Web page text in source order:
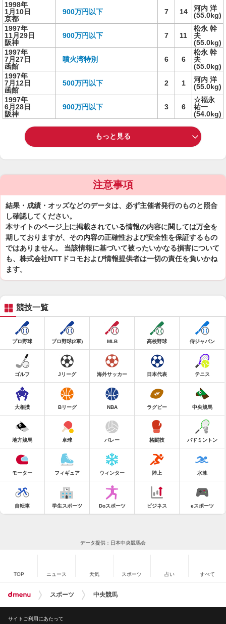
1998年
1月10日
京都
900万円以下 7 14
河内 洋
(55.0kg)
1997年
11月29日
阪神
900万円以下 7 11
松永 幹
夫
(55.0kg)
1997年
7月27日
函館
噴火湾特別 6 6
松永 幹
夫
(55.0kg)
1997年
7月12日
函館
500万円以下 2 1
河内 洋
(55.0kg)
1997年
6月28日
阪神
900万円以下 3 6
☆福永
祐一
(54.0kg)
もっと見る
注意事項
結果・成績・オッズなどのデータは、必ず主催者発行のものと照合
し確認してください。
本サイトのページ上に掲載されている情報の内容に関しては万全を
期しておりますが、その内容の正確性および安全性を保証するもの
ではありません。 当該情報に基づいて被ったいかなる損害について
も、株式会社NTTドコモおよび情報提供者は一切の責任を負いかね
ます。
競技一覧
プロ野球 プロ野球(2軍) MLB 高校野球 侍ジャパン
ゴルフ Jリーグ 海外サッカー 日本代表 テニス
大相撲 Bリーグ NBA ラグビー 中央競馬
地方競馬 卓球 バレー 格闘技 バドミントン
モーター フィギュア ウィンター 陸上 水泳
自転車 学生スポーツ Doスポーツ ビジネス eスポーツ
データ提供：日本中央競馬会
TOP ニュース 天気 スポーツ 占い すべて
スポーツ 中央競馬
サイトご利用にあたって